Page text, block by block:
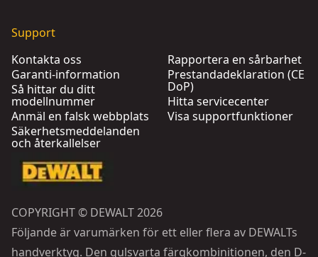
Support
Kontakta oss
Garanti-information
Så hittar du ditt
modellnummer
Anmäl en falsk webbplats
Säkerhetsmeddelanden
och återkallelser
Rapportera en sårbarhet
Prestandadeklaration (CE
DoP)
Hitta servicecenter
Visa supportfunktioner
COPYRIGHT © DEWALT 2026
Följande är varumärken för ett eller flera av DEWALTs
handverktyg. Den gulsvarta färgkombinitionen, den D-